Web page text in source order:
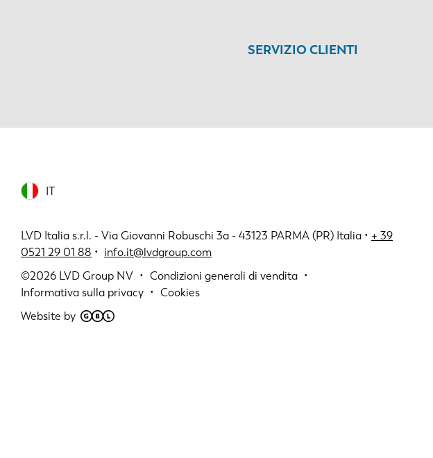
SERVIZIO CLIENTI
IT
LVD Italia s.r.l. - Via Giovanni Robuschi 3a - 43123 PARMA (PR) Italia • + 39
0521 29 01 88 • info.it@lvdgroup.com
©2026 LVD Group NV
Condizioni generali di vendita
Informativa sulla privacy
Cookies
Website by